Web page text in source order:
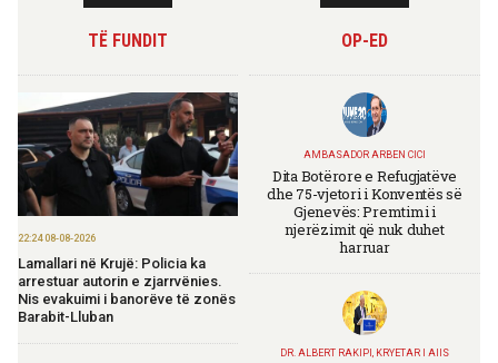
TË FUNDIT
22:24 08-08-2026
Lamallari në Krujë: Policia ka
arrestuar autorin e zjarrvënies.
Nis evakuimi i banorëve të zonës
Barabit-Lluban
OP-ED
AMBASADOR ARBEN CICI
Dita Botërore e Refugjatëve
dhe 75-vjetori i Konventës së
Gjenevës: Premtimi i
njerëzimit që nuk duhet
harruar
DR. ALBERT RAKIPI, KRYETAR I AIIS